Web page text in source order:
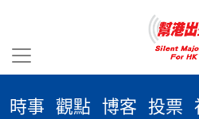
2026
時事 觀點 博客 投票